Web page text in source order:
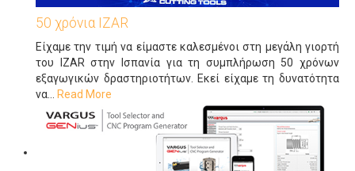
50 χρόνια IZAR
Είχαμε την τιμή να είμαστε καλεσμένοι στη μεγάλη γιορτή
του IZAR στην Ισπανία για τη συμπλήρωση 50 χρόνων
εξαγωγικών δραστηριοτήτων. Εκεί είχαμε τη δυνατότητα
να
Read More